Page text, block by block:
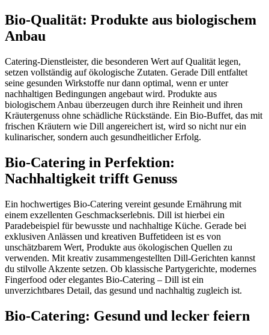
Bio-Qualität: Produkte aus biologischem
Anbau
Catering-Dienstleister, die besonderen Wert auf Qualität legen,
setzen vollständig auf ökologische Zutaten. Gerade Dill entfaltet
seine gesunden Wirkstoffe nur dann optimal, wenn er unter
nachhaltigen Bedingungen angebaut wird. Produkte aus
biologischem Anbau überzeugen durch ihre Reinheit und ihren
Kräutergenuss ohne schädliche Rückstände. Ein Bio-Buffet, das mit
frischen Kräutern wie Dill angereichert ist, wird so nicht nur ein
kulinarischer, sondern auch gesundheitlicher Erfolg.
Bio-Catering in Perfektion:
Nachhaltigkeit trifft Genuss
Ein hochwertiges Bio-Catering vereint gesunde Ernährung mit
einem exzellenten Geschmackserlebnis. Dill ist hierbei ein
Paradebeispiel für bewusste und nachhaltige Küche. Gerade bei
exklusiven Anlässen und kreativen Buffetideen ist es von
unschätzbarem Wert, Produkte aus ökologischen Quellen zu
verwenden. Mit kreativ zusammengestellten Dill-Gerichten kannst
du stilvolle Akzente setzen. Ob klassische Partygerichte, modernes
Fingerfood oder elegantes Bio-Catering – Dill ist ein
unverzichtbares Detail, das gesund und nachhaltig zugleich ist.
Bio-Catering: Gesund und lecker feiern